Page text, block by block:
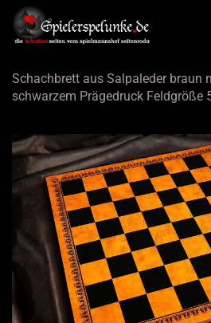
Schachbrett aus Salpaleder braun
schwarzem Prägedruck Feldgröße